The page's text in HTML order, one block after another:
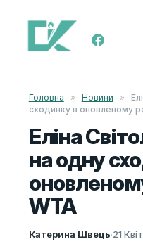
Skip to content
Main Navigation
Головна » Новини »
сходинку в оновленому
Еліна
на одну
WTA
Катерина Швець·21